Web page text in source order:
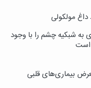
مولکولی
شبکیه چشم را با وجود
است
بیماری‌های قلبی